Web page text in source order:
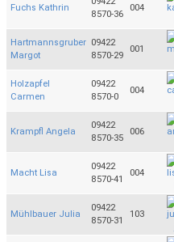
Fuchs Kathrin
8570-36
004
Hartmannsgruber
Margot
09422
8570-29
001
Holzapfel
Carmen
09422
8570-0
004
Krampfl Angela
09422
8570-35
006
Macht Lisa
09422
8570-41
004
Mühlbauer Julia
09422
8570-31
103